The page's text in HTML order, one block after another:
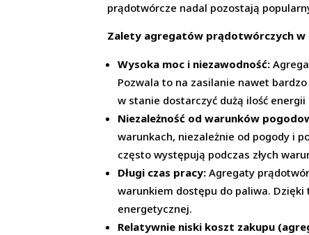
prądotwórcze nadal pozostają
Zalety agregatów prądotwórczych w
Wysoka moc i niezawodność:
Pozwala to na zasilanie nawet
w stanie dostarczyć dużą ilość
Niezależność od warunków
warunkach, niezależnie od pogody i
często występują podczas złych
Długi czas pracy: Agregaty
warunkiem dostępu do paliwa. Dzięki
energetycznej.
Relatywnie niski koszt zakupu